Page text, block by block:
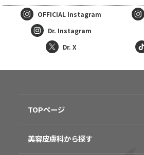
OFFICIAL Instagram
Dr. Instagram
Dr. X
TOPページ
美容皮膚科から探す